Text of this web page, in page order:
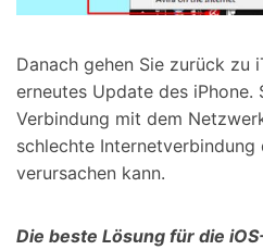
Danach gehen Sie zurück zu
erneutes Update des iPhone.
Verbindung mit dem
schlechte Internetverbindung
verursachen kann.
Die beste Lösung für die